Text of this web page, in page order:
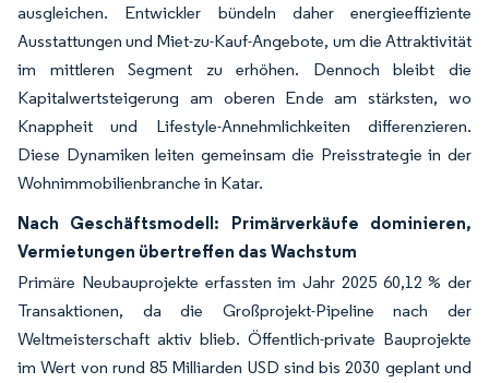
ausgleichen. Entwickler bündeln daher energieeffiziente
Ausstattungen und Miet-zu-Kauf-Angebote, um die Attraktivität
im mittleren Segment zu erhöhen. Dennoch bleibt die
Kapitalwertsteigerung am oberen Ende am stärksten, wo
Knappheit und Lifestyle-Annehmlichkeiten differenzieren.
Diese Dynamiken leiten gemeinsam die Preisstrategie in der
Wohnimmobilienbranche in Katar.
Nach Geschäftsmodell: Primärverkäufe dominieren,
Vermietungen übertreffen das Wachstum
Primäre Neubauprojekte erfassten im Jahr 2025 60,12 % der
Transaktionen, da die Großprojekt-Pipeline nach der
Weltmeisterschaft aktiv blieb. Öffentlich-private Bauprojekte
im Wert von rund 85 Milliarden USD sind bis 2030 geplant und